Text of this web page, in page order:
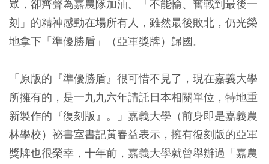
眾，卻齊聲為嘉農隊加油。「不能輸、奮戰到最後一
刻」的精神感動在場所有人，雖然最後敗北，仍光榮
地拿下「準優勝盾」（亞軍獎牌）歸國。
「原版的『準優勝盾』很可惜不見了，現在嘉義大學
所擁有的，是一九九六年請託日本相關單位，特地重
新製作的『復刻版』。」嘉義大學（前身即是嘉義農
林學校）祕書室書記黃春益表示，擁有復刻版的亞軍
獎牌也很榮幸，十年前，嘉義大學就曾舉辦過「嘉農